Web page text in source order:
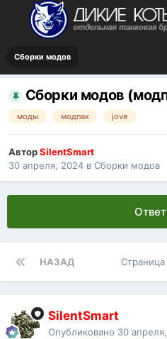
Сборки модов
Сборки модов
моды модпак jove
АвторSilentSmart
30 апреля, 2024 в Сборки модов
НАЗАД Страница
SilentSmart
Опубликовано 30